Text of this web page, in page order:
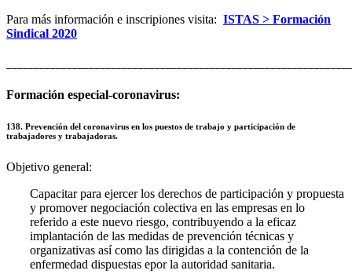
Para más información e inscripiones visita: ISTAS > Formación
Sindical 2020
Formación especial-coronavirus:
138. Prevención del coronavirus en los puestos de trabajo y participación de
trabajadores y trabajadoras.
Objetivo general:
Capacitar para ejercer los derechos de participación y propuesta
y promover negociación colectiva en las empresas en lo
referido a este nuevo riesgo, contribuyendo a la eficaz
implantación de las medidas de prevención técnicas y
organizativas así como las dirigidas a la contención de la
enfermedad dispuestas epor la autoridad sanitaria.